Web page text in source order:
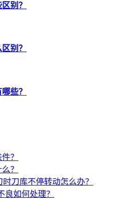
别？
别？
些？
？
？
刀库不停转动怎么办？
良如何处理？